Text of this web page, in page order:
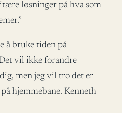
løsninger på hva som
å bruke tiden på
vil ikke forandre
men jeg vil tro det er
hjemmebane. Kenneth